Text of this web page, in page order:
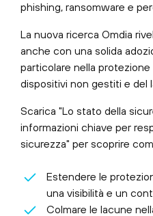
phishing, ransomware e
La nuova ricerca Omdia
anche con una solida
particolare nella protezione
dispositivi non gestiti e del
Scarica "Lo stato della
informazioni chiave per
sicurezza" per scoprire
Estendere le
una visibilità e un
Colmare le lacune